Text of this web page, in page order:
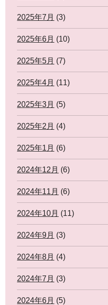
2025年7月 (3)
2025年6月 (10)
2025年5月 (7)
2025年4月 (11)
2025年3月 (5)
2025年2月 (4)
2025年1月 (6)
2024年12月 (6)
2024年11月 (6)
2024年10月 (11)
2024年9月 (3)
2024年8月 (4)
2024年7月 (3)
2024年6月 (5)